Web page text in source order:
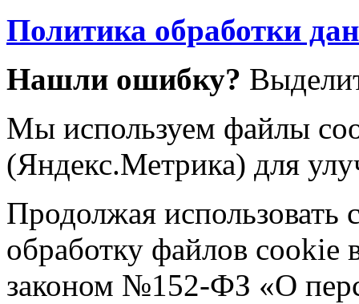
Политика обработки
Нашли ошибку?
Мы используем файлы
(Яндекс.Метрика) для
Продолжая использовать
обработку файлов cookie
законом №152-ФЗ «О